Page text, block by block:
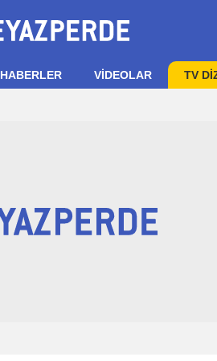
HABERLER VIDEOLAR TV